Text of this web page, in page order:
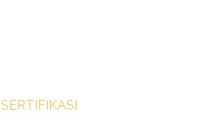
SERTIFIKASI